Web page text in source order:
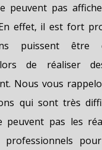
peuvent pas
effet, il est fort
puissent être
de réaliser
Nous vous
qui sont très
peuvent pas les
professionnels